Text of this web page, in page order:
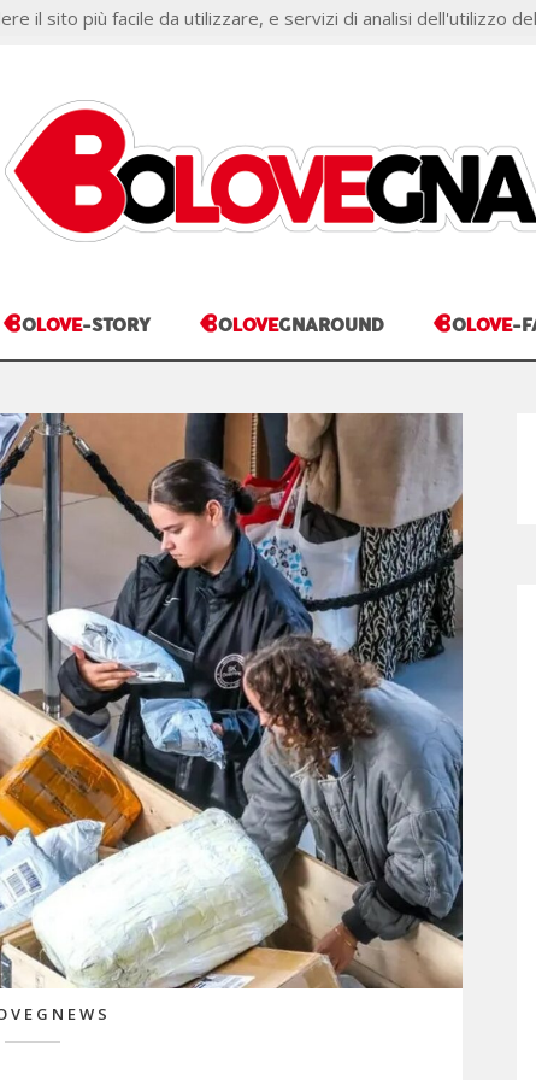
COOKIE POLICY
BOLOVE-STORY BOLOVEGNAROUND BOLOVE-
il sito più facile da utilizzare, e servizi di analisi dell'utilizzo